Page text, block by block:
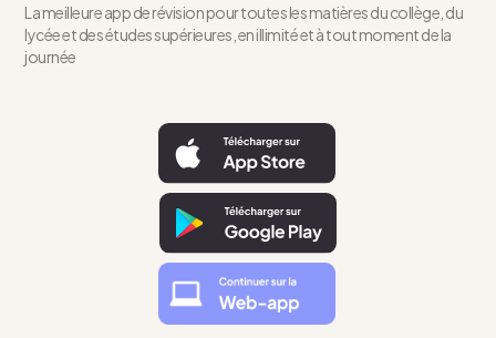
La meilleure app de révision pour toutes les matières du collège, du
lycée et des études supérieures, en illimité et à tout moment de la
journée